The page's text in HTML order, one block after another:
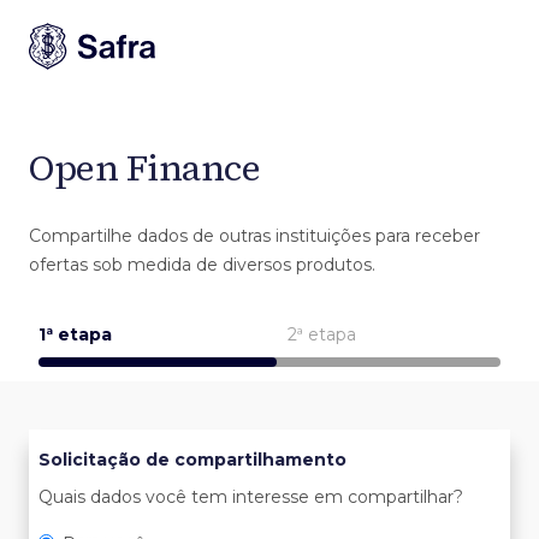
Open Finance
Compartilhe dados de outras instituições para receber
ofertas sob medida de diversos produtos.
Solicitação de compartilhamento
Quais dados você tem interesse em compartilhar?
1ª etapa 2ª etapa